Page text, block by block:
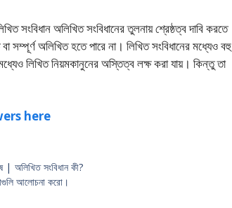
সংবিধান অলিখিত সংবিধানের তুলনায় শ্রেষ্ঠত্ব দাবি করতে
সম্পূর্ণ অলিখিত হতে পারে না। লিখিত সংবিধানের মধ্যেও বহু
লিখিত নিয়মকানুনের অস্তিত্ব লক্ষ করা যায়। কিন্তু তা
here
| অলিখিত সংবিধান কী?
আলােচনা করাে।